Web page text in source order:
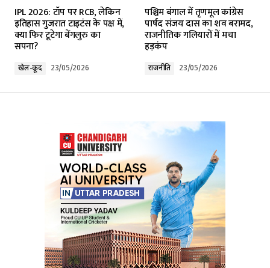
Required fields are marked*
Comment
Your E-mail*
Submit Comment
IPL 2026: टॉप पर RCB, लेकिन
इतिहास गुजरात टाइटंस के पक्ष में,
क्या फिर टूटेगा बेंगलुरु का
सपना?
खेल-कूद 23/05/2026
पश्चिम बंगाल में तृणमूल कांग्रेस
पार्षद संजय दास का शव बरामद,
राजनीतिक गलियारों में मचा
हड़कंप
राजनीति 23/05/2026